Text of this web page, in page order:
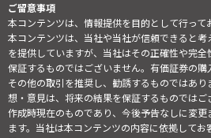
ご留意事項
本コンテンツは、情報提供を目的として行って
本コンテンツは、当社や当社が信頼できると
を提供していますが、当社はその正確性や完
保証するものではございません。有価証券の購
その他の取引を推奨し、勧誘するものではあ
想・意見は、将来の結果を保証するものでは
作成時現在のものであり、今後予告なしに変
ます。当社は本コンテンツの内容に依拠して